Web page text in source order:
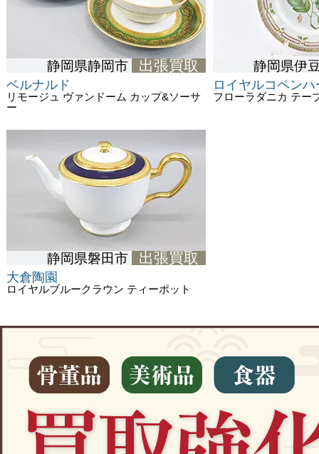
静岡県静岡市 出張買取
ベルナルド
リモージュ ヴァンドーム カップ&ソーサ
ー
静岡県伊
ロイヤルコペン
フローラダニカ テー
静岡県磐田市 出張買取
大倉陶園
ロイヤルブルークラウン ティーポット